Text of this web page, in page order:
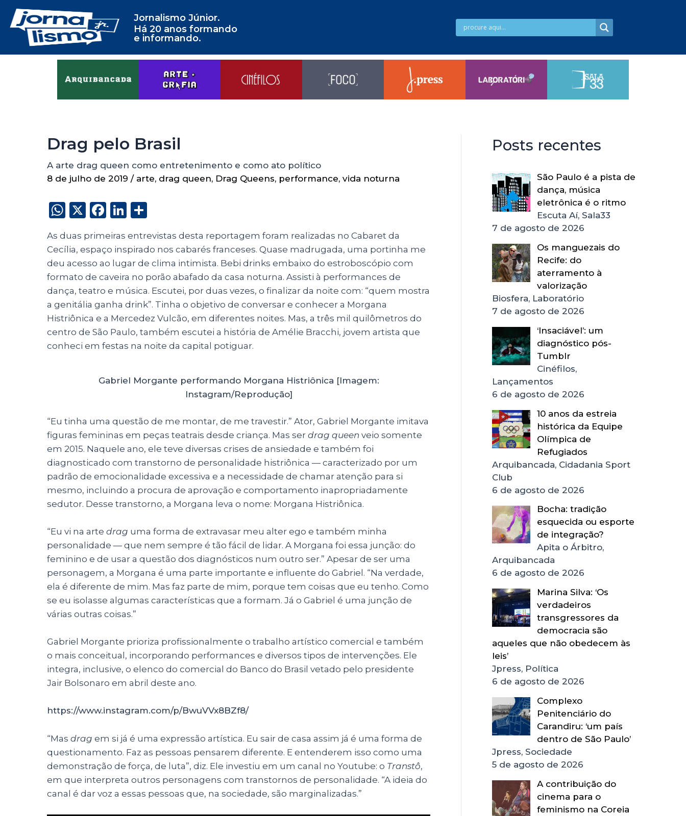
Jornalismo Júnior.
Há 20 anos formando
e informando.
Drag pelo Brasil
A arte drag queen como entretenimento e como ato político
8 de julho de 2019 / arte, drag queen, Drag Queens, performance, vida noturna
W
a
ts
A
p
p
X
F
c
e
b
o
o
k
Li
k
e
dI
n
a
re
As duas primeiras entrevistas desta reportagem foram realizadas no Cabaret da
Cecília, espaço inspirado nos cabarés franceses. Quase madrugada, uma portinha me
deu acesso ao lugar de clima intimista. Bebi drinks embaixo do estroboscópio com
formato de caveira no porão abafado da casa noturna. Assisti à performances de
dança, teatro e música. Escutei, por duas vezes, o finalizar da noite com: “quem mostra
a genitália ganha drink”. Tinha o objetivo de conversar e conhecer a Morgana
Histriônica e a Mercedez Vulcão, em diferentes noites. Mas, a três mil quilômetros do
centro de São Paulo, também escutei a história de Amélie Bracchi, jovem artista que
conheci em festas na noite da capital potiguar.
Gabriel Morgante performando Morgana Histriônica [Imagem:
Instagram/Reprodução]
“Eu tinha uma questão de me montar, de me travestir.” Ator, Gabriel Morgante imitava
figuras femininas em peças teatrais desde criança. Mas ser drag queen veio somente
em 2015. Naquele ano, ele teve diversas crises de ansiedade e também foi
diagnosticado com transtorno de personalidade histriônica — caracterizado por um
padrão de emocionalidade excessiva e a necessidade de chamar atenção para si
mesmo, incluindo a procura de aprovação e comportamento inapropriadamente
sedutor. Desse transtorno, a Morgana leva o nome: Morgana Histriônica.
“Eu vi na arte drag uma forma de extravasar meu alter ego e também minha
personalidade — que nem sempre é tão fácil de lidar. A Morgana foi essa junção: do
feminino e de usar a questão dos diagnósticos num outro ser.” Apesar de ser uma
personagem, a Morgana é uma parte importante e influente do Gabriel. “Na verdade,
ela é diferente de mim. Mas faz parte de mim, porque tem coisas que eu tenho. Como
se eu isolasse algumas características que a formam. Já o Gabriel é uma junção de
várias outras coisas.”
Gabriel Morgante prioriza profissionalmente o trabalho artístico comercial e também
o mais conceitual, incorporando performances e diversos tipos de intervenções. Ele
integra, inclusive, o elenco do comercial do Banco do Brasil vetado pelo presidente
Jair Bolsonaro em abril deste ano.
https://www.instagram.com/p/BwuVVx8BZf8/
“Mas drag em si já é uma expressão artística. Eu sair de casa assim já é uma forma de
questionamento. Faz as pessoas pensarem diferente. E entenderem isso como uma
demonstração de força, de luta”, diz. Ele investiu em um canal no Youtube: o Transtô,
em que interpreta outros personagens com transtornos de personalidade. “A ideia do
canal é dar voz a essas pessoas que, na sociedade, são marginalizadas.”
Posts recentes
São Paulo é a pista de
dança, música
eletrônica é o ritmo
Escuta Aí, Sala33
7 de agosto de 2026
Os manguezais do
Recife: do
aterramento à
valorização
Biosfera, Laboratório
7 de agosto de 2026
‘Insaciável’: um
diagnóstico pós-
Tumblr
Cinéfilos,
Lançamentos
6 de agosto de 2026
10 anos da estreia
histórica da Equipe
Olímpica de
Refugiados
Arquibancada, Cidadania Sport
Club
6 de agosto de 2026
Bocha: tradição
esquecida ou esporte
de integração?
Apita o Árbitro,
Arquibancada
6 de agosto de 2026
Marina Silva: ‘Os
verdadeiros
transgressores da
democracia são
aqueles que não obedecem às
leis’
Jpress, Política
6 de agosto de 2026
Complexo
Penitenciário do
Carandiru: ‘um país
dentro de São Paulo’
Jpress, Sociedade
5 de agosto de 2026
A contribuição do
cinema para o
feminismo na Coreia